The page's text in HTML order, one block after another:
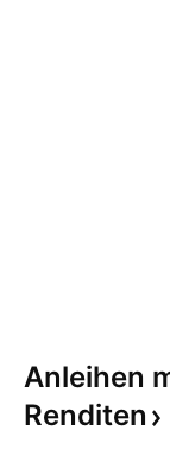
Anleihen
Renditen